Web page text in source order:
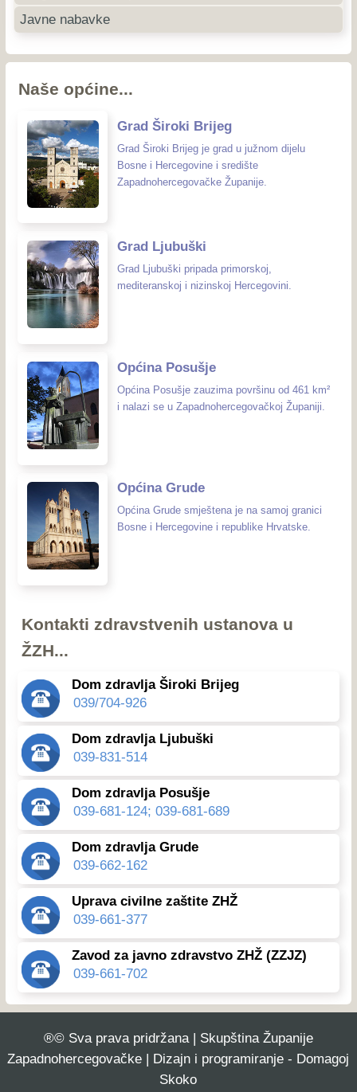
Javne nabavke
Naše općine...
Grad Široki Brijeg
Grad Široki Brijeg je grad u južnom dijelu
Bosne i Hercegovine i središte
Zapadnohercegovačke Županije.
Grad Ljubuški
Grad Ljubuški pripada primorskoj,
mediteranskoj i nizinskoj Hercegovini.
Općina Posušje
Općina Posušje zauzima površinu od 461 km²
i nalazi se u Zapadnohercegovačkoj Županiji.
Općina Grude
Općina Grude smještena je na samoj granici
Bosne i Hercegovine i republike Hrvatske.
Kontakti zdravstvenih ustanova u
ŽZH...
Dom zdravlja Široki Brijeg
039/704-926
Dom zdravlja Ljubuški
039-831-514
Dom zdravlja Posušje
039-681-124; 039-681-689
Dom zdravlja Grude
039-662-162
Uprava civilne zaštite ZHŽ
039-661-377
Zavod za javno zdravstvo ZHŽ (ZZJZ)
039-661-702
®© Sva prava pridržana | Skupština Županije
Zapadnohercegovačke | Dizajn i programiranje - Domagoj
Skoko